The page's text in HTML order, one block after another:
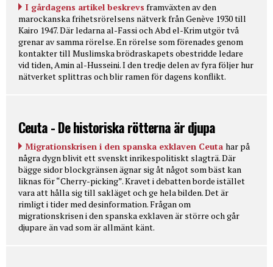
I gårdagens artikel beskrevs framväxten av den
marockanska frihetsrörelsens nätverk från Genève 1930 till
Kairo 1947. Där ledarna al-Fassi och Abd el-Krim utgör två
grenar av samma rörelse. En rörelse som förenades genom
kontakter till Muslimska brödraskapets obestridde ledare
vid tiden, Amin al-Husseini. I den tredje delen av fyra följer hur
nätverket splittras och blir ramen för dagens konflikt.
Ceuta - De historiska rötterna är djupa
Migrationskrisen i den spanska exklaven Ceuta har på
några dygn blivit ett svenskt inrikespolitiskt slagträ. Där
bägge sidor blockgränsen ägnar sig åt något som bäst kan
liknas för “Cherry-picking”. Kravet i debatten borde istället
vara att hålla sig till sakläget och ge hela bilden. Det är
rimligt i tider med desinformation. Frågan om
migrationskrisen i den spanska exklaven är större och går
djupare än vad som är allmänt känt.